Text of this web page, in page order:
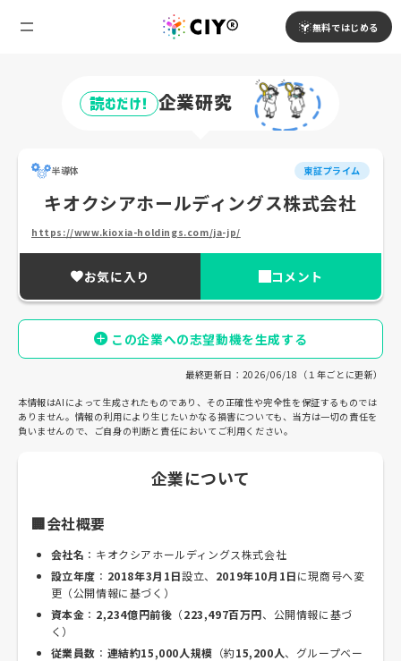
無料ではじめる
読むだけ! 企業研究
半導体 東証プライム
キオクシアホールディングス株式会社
https://www.kioxia-holdings.com/ja-jp/
お気に入り コメント
この企業への志望動機を生成する
最終更新日：2026/06/18（１年ごとに更新）
本情報はAIによって生成されたものであり、その正確性や完全性を保証するものでは
ありません。情報の利用により生じたいかなる損害についても、当方は一切の責任を
負いませんので、ご自身の判断と責任においてご利用ください。
企業について
🏢会社概要
会社名 ：キオクシアホールディングス株式会社
設立年度 ： 2018年3月1日設立、 2019年10月1日に現商号へ変
更（公開情報に基づく）
資本金 ： 2,234億円前後 （223,497百万円、公開情報に基づ
く）
従業員数 ： 連結約15,000人規模 （約15,200人、グループベー